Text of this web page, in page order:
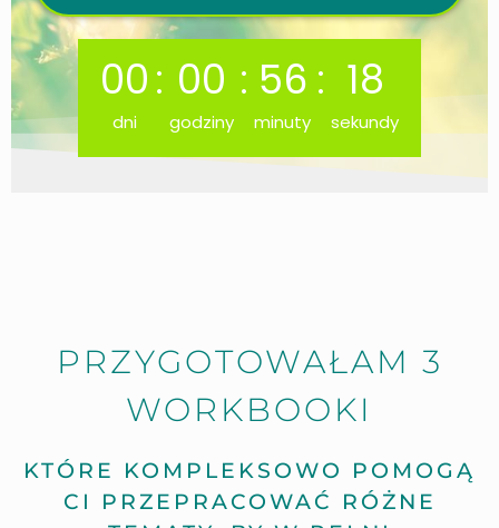
00
dni
: 00
godziny
: 56
minuty
: 16
sekundy
PRZYGOTOWAŁAM 3
WORKBOOKI
KTÓRE KOMPLEKSOWO POMOGĄ
CI PRZEPRACOWAĆ RÓŻNE